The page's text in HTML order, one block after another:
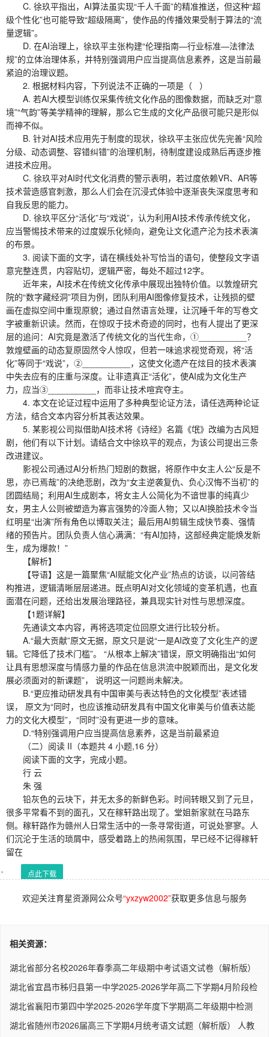
C. 徐玖平指出，AI算法虽实现“千人千面”的精准推送，但这种“超
级个性化”也可能导致“超级隔离”，使作品的传播效果受制于算法的“流
量逻辑”。
D. 在AI治理上，徐玖平主张构建“伦理指南—行业标准—法律法
规”的立体治理体系，并特别强调用户应当提高信息素养，这是当前最
紧迫的治理议题。
2. 根据材料内容，下列说法不正确的一项是（ ）
A. 若AI大模型训练仅采集传统文化作品的图像数据，而缺乏对“意
境”“气韵”等美学精神的理解，那么它生成的文化产品很可能只是形似
而神不似。
B. 针对AI技术应用先于制度的现状，徐玖平主张应优先完善“风险
分级、动态调整、容错纠错”的治理机制，待制度建设成熟后再逐步推
进技术应用。
C. 徐玖平对AI时代文化消费的警示表明，若过度依赖VR、AR等
技术营造感官刺激，那么人们会在沉浸式体验中逐渐丧失深度思考和
自我反思的能力。
D. 徐玖平区分“活化”与“戏说”，认为利用AI技术传承传统文化，
应当警惕技术带来的过度娱乐化倾向，避免让文化遗产沦为技术表演
的布景。
3. 阅读下面的文字，请在横线处补写恰当的语句，使整段文字语
意完整连贯，内容贴切，逻辑严密，每处不超过12字。
近年来，AI技术在传统文化传承中展现出独特价值。以敦煌研究
院的“数字藏经洞”项目为例，团队利用AI图像修复技术，让残损的壁
画在虚拟空间中重现原貌；通过自然语言处理，让沉睡千年的写卷文
字被重新识读。然而，在惊叹于技术奇迹的同时，也有人提出了更深
层的追问：AI究竟是激活了传统文化的当代生命，①__________？
敦煌壁画的动态复原固然令人惊叹，但若一味追求视觉奇观，将“活
化”等同于“戏说”，②__________，这使文化遗产在炫目的技术表演
中失去应有的庄重与深度。让非遗真正“活化”，使AI成为文化生产
力，应当③__________，而非让技术喧宾夺主。
4. 本文在论证过程中运用了多种典型论证方法，请任选两种论证
方法，结合文本内容分析其表达效果。
5. 某影视公司拟借助AI技术将《诗经》名篇《氓》改编为古风短
剧，他们有以下计划。请结合文中徐玖平的观点，为该公司提出三条
改进建议。
影视公司通过AI分析热门短剧的数据，将原作中女主人公“反是不
思，亦已焉哉”的决绝悲剧，改为“女主逆袭复仇、负心汉悔不当初”的
团圆结局；利用AI生成剧本，将女主人公简化为不谙世事的纯真少
女，男主人公则被塑造为寡言强势的冷面人物；又以AI换脸技术令当
红明星“出演”所有角色以博取关注；最后用AI剪辑生成快节奏、强情
绪的预告片。团队负责人信心满满：“有AI加持，这部经典定能焕发新
生，成为爆款！”
【解析】
【导语】这是一篇聚焦“AI赋能文化产业”热点的访谈，以问答结
构推进，逻辑清晰层层递进。既点明AI对文化领域的变革机遇，也直
面潜在问题，还给出发展治理路径，兼具现实针对性与思想深度。
【1题详解】
先通读文本内容，再将选项定位回原文进行比较分析。
A.“最大贡献”原文无据，原文只是说“一是AI改变了文化生产的逻
辑。它降低了技术门槛”。 “从根本上解决”错误，原文明确指出“如何
让具有思想深度与情感力量的作品在信息洪流中脱颖而出，是文化发
展必须面对的新课题”， 说明这一问题尚未解决。
B.“更应推动研发具有中国审美与表达特色的文化模型”表述错
误， 原文为“同时，也应该推动研发具有中国文化审美与价值表达能
力的文化大模型”，“同时”没有更进一步的意味。
D.“特别强调用户应当提高信息素养，这是当前最紧迫
（二）阅读 II（本题共 4 小题,16 分）
阅读下面的文字，完成小题。
行 云
朱 强
铅灰色的云块下，并无太多的新鲜色彩。时间转眼又到了元旦，
很多平常看不到的面孔，又在稼轩路出现了。堂姐新家就在马路东
侧。稼轩路作为赣州人日常生活中的一条寻常街道，可说处寥寥。人
们沉沦于生活的琐屑中，感受着路上的热闹氛围，早已经不记得稼轩
留在
点此下载
欢迎关注育星资源网公众号“yxzyw2002”获取更多信息与服务
相关资源：
湖北省部分名校2026年春季高二年级期中考试语文试卷（解析版）
湖北省宜昌市秭归县第一中学2025-2026学年高二下学期4月阶段检
湖北省襄阳市第四中学2025-2026学年度下学期高二年级期中检测
湖北省随州市2026届高三下学期4月统考语文试题（解析版） 人教